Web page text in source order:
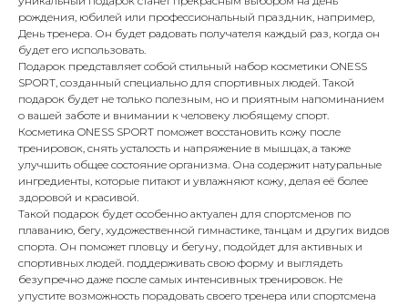
рождения, юбилей или профессиональный праздник, например,
День тренера. Он будет радовать получателя каждый раз, когда он
будет его использовать.
Подарок представляет собой стильный набор косметики ONESS
SPORT, созданный специально для спортивных людей. Такой
подарок будет не только полезным, но и приятным напоминанием
о вашей заботе и внимании к человеку любящему спорт.
Косметика ONESS SPORT поможет восстановить кожу после
тренировок, снять усталость и напряжение в мышцах, а также
улучшить общее состояние организма. Она содержит натуральные
ингредиенты, которые питают и увлажняют кожу, делая её более
здоровой и красивой.
Такой подарок будет особенно актуален для спортсменов по
плаванию, бегу, художественной гимнастике, танцам и других видов
спорта. Он поможет пловцу и бегуну, подойдет для активных и
спортивных людей. поддерживать свою форму и выглядеть
безупречно даже после самых интенсивных тренировок. Не
упустите возможность порадовать своего тренера или спортсмена